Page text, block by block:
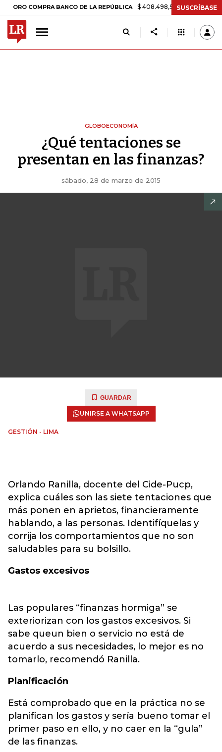
COMPRA BANCO DE LA REPÚBLICA $ 408.498,97 +$ 8.753,81 +2,19%
SUSCRÍBASE
GLOBOECONOMÍA
¿Qué tentaciones se
presentan en las finanzas?
sábado, 28 de marzo de 2015
GUARDAR
UNIRSE A WHATSAPP
GESTIÓN - LIMA
Orlando Ranilla, docente del Cide-Pucp,
explica cuáles son las siete tentaciones que
más ponen en aprietos, financieramente
hablando, a las personas. Identifíquelas y
corrija los comportamientos que no son
saludables para su bolsillo.
Gastos excesivos
Las populares “finanzas hormiga” se
exteriorizan con los gastos excesivos. Si
sabe queun bien o servicio no está de
acuerdo a sus necesidades, lo mejor es no
tomarlo, recomendó Ranilla.
Planificación
Está comprobado que en la práctica no se
planifican los gastos y sería bueno tomar el
primer paso en ello, y no caer en la “gula”
de las finanzas.